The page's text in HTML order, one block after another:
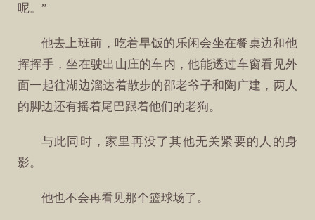
呢。”
他去上班前，吃着早饭的乐闲会坐在餐桌边和他
挥挥手，坐在驶出山庄的车内，他能透过车窗看见外
面一起往湖边溜达着散步的邵老爷子和陶广建，两人
的脚边还有摇着尾巴跟着他们的老狗。
与此同时，家里再没了其他无关紧要的人的身
影。
他也不会再看见那个篮球场了。